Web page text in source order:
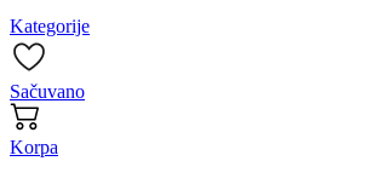
Kategorije
Sačuvano
Korpa